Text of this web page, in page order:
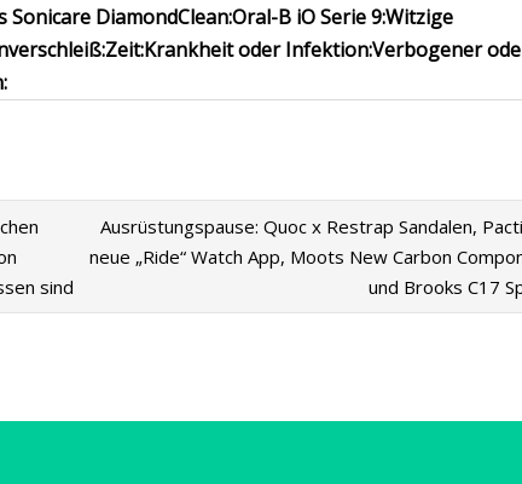
Sonicare DiamondClean:Oral-B iO Serie 9:Witzige
Zeit:Krankheit oder Infektion:Verbogener
sind
Ausrüstungspause: Quoc x Restrap Sandalen,
neue „Ride“ Watch App, Moots New Carbon
und Brooks C17